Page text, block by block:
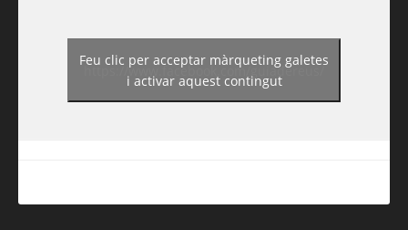
https://www.facebook.com/guiadereus/
Feu clic per acceptar màrqueting galetes
i activar aquest contingut